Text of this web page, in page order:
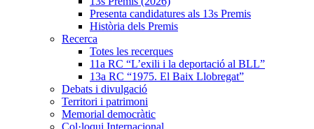
Presenta candidatures als 13s Premis
Història dels Premis
Recerca
Totes les recerques
11a RC “L’exili i la deportació al BLL”
13a RC “1975. El Baix Llobregat”
Debats i divulgació
Territori i patrimoni
Memorial democràtic
Col·loqui Internacional